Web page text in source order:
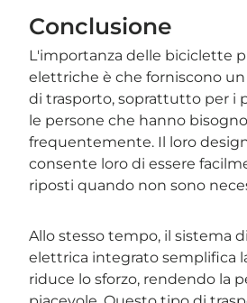
Conclusione
L'importanza delle biciclette
elettriche è che forniscono
di trasporto, soprattutto per i
le persone che hanno
frequentemente. Il loro
consente loro di essere
riposti quando non sono
Allo stesso tempo, il sistema
elettrica integrato semplifica
riduce lo sforzo, rendendo la